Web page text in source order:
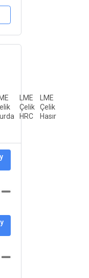
LME
Çelik
HRC
LME
Çelik
Hasır